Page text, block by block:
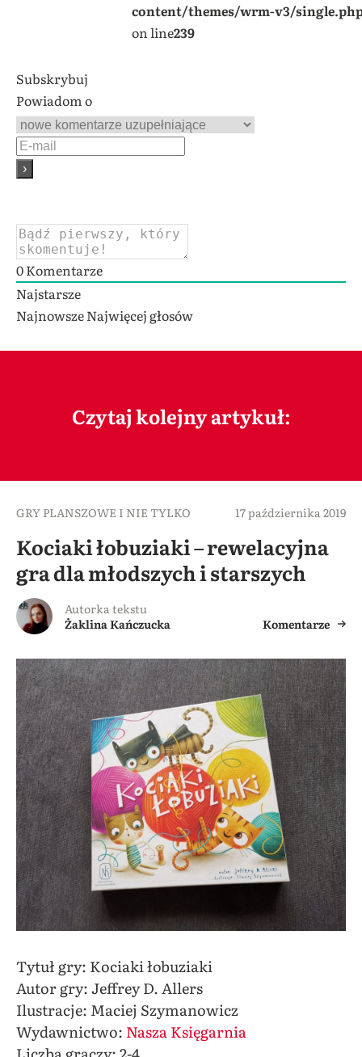
content/themes/wrm-v3/
on line239
Subskrybuj
Powiadom o
0Komentarze
Najstarsze
NajnowszeNajwięcej głosów
Czytaj kolejny artykuł:
GRY PLANSZOWE I NIE TYLKO 17 października 2019
Kociaki łobuziaki – rewelacyjna
gra dla młodszych i starszych
Autorka tekstu
Żaklina Kańczucka
Komentarze
Tytuł gry: Kociaki łobuziaki
Autor gry: Jeffrey D. Allers
Ilustracje: Maciej Szymanowicz
Wydawnictwo: Nasza Księgarnia